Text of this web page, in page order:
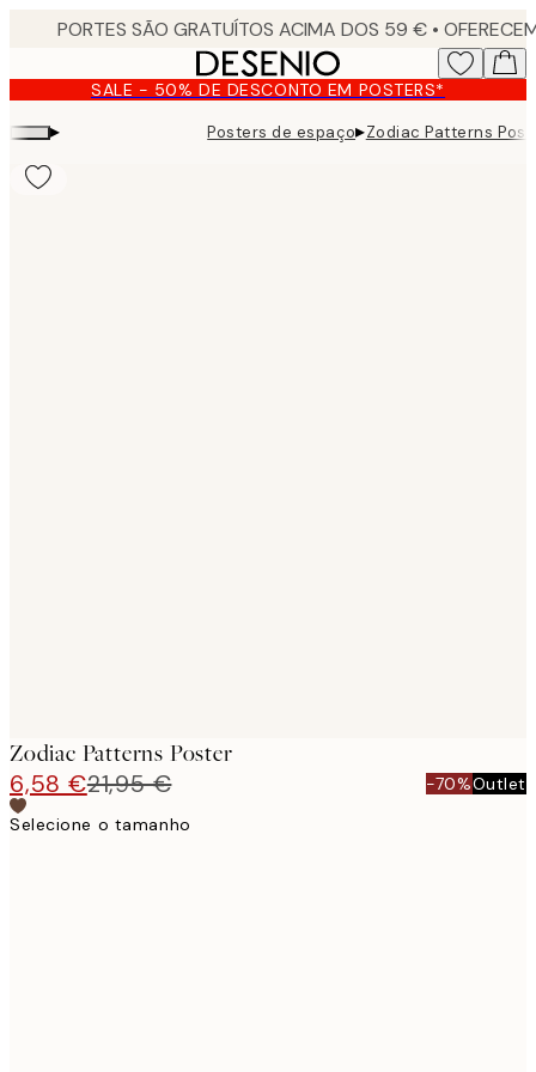
content. SALE - 50% DE DESCONTO EM POSTERS*
▸ Posters de espaço▸Zodiac Patterns
Zodiac Patterns Poster
6,58 €21,95 € -70%Outlet
Selecione o tamanho